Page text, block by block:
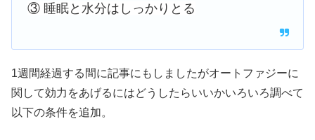
③ 睡眠と水分はしっかりとる
1週間経過する間に記事にもしましたがオートファジーに
関して効力をあげるにはどうしたらいいかいろいろ調べて
以下の条件を追加。